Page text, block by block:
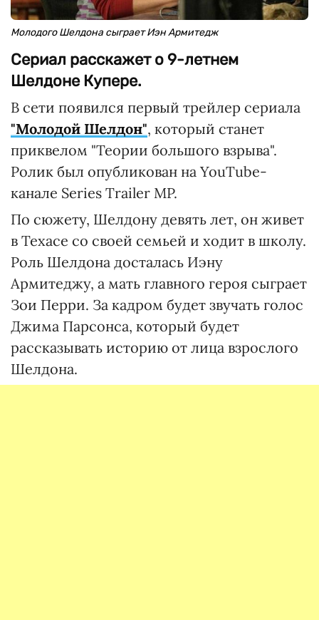
Молодого Шелдона сыграет Иэн Армитедж
Сериал расскажет о 9-летнем
Шелдоне Купере.
В сети появился первый трейлер сериала
"Молодой Шелдон", который станет
приквелом "Теории большого взрыва".
Ролик был опубликован на YouTube-
канале Series Trailer MP.
По сюжету, Шелдону девять лет, он живет
в Техасе со своей семьей и ходит в школу.
Роль Шелдона досталась Иэну
Армитеджу, а мать главного героя сыграет
Зои Перри. За кадром будет звучать голос
Джима Парсонса, который будет
рассказывать историю от лица взрослого
Шелдона.